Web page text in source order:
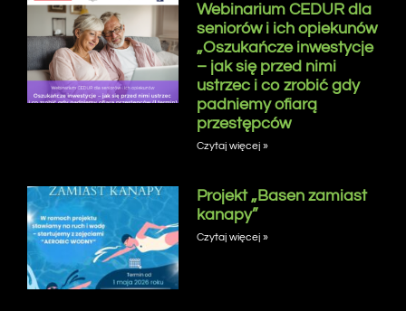
Webinarium CEDUR dla
seniorów i ich opiekunów
„Oszukańcze inwestycje
– jak się przed nimi
ustrzec i co zrobić gdy
padniemy ofiarą
przestępców
Czytaj więcej »
Projekt „Basen zamiast
kanapy”
Czytaj więcej »